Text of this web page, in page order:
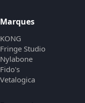
Marques
KONG
Fringe Studio
Nylabone
Fido's
Vetalogica